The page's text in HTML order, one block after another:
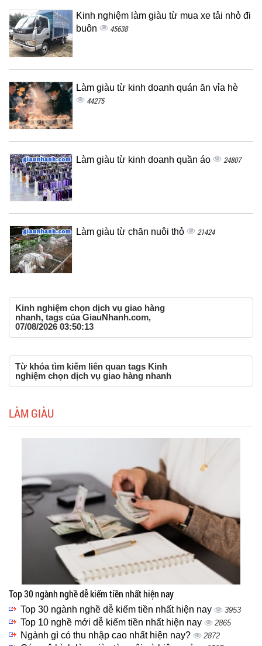
Kinh nghiệm làm giàu từ mua xe tải nhỏ đi
buôn
45638
Làm giàu từ kinh doanh quán ăn vỉa hè
44275
Làm giàu từ kinh doanh quần áo 24807
Làm giàu từ chăn nuôi thỏ 21424
Kinh nghiệm chọn dịch vụ giao hàng
nhanh, tags của GiauNhanh.com,
07/08/2026 03:50:13
Từ khóa tìm kiếm liên quan tags Kinh
nghiệm chọn dịch vụ giao hàng nhanh
LÀM GIÀU
Top 30 ngành nghề dễ kiếm tiền nhất hiện nay
Top 30 ngành nghề dễ kiếm tiền nhất hiện nay 3953
Top 10 nghề mới dễ kiếm tiền nhất hiện nay 2865
Ngành gì có thu nhập cao nhất hiện nay? 2872